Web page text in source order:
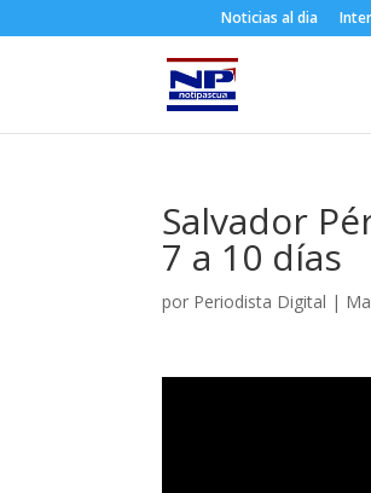
Noticias al dia
Salvador
7 a 10 días
por Periodista Digital |